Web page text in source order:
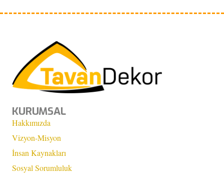
KURUMSAL
Hakkımızda
Vizyon-Misyon
İnsan Kaynakları
Sosyal Sorumluluk